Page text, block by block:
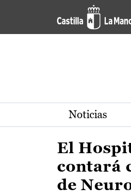
Pasar al contenido principal
Actualidad de la
Noticias
El
contará
de